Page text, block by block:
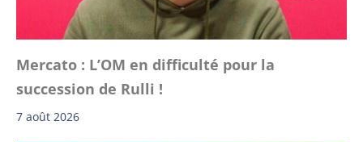
Mercato : L’OM en difficulté pour la
succession de Rulli !
7 août 2026